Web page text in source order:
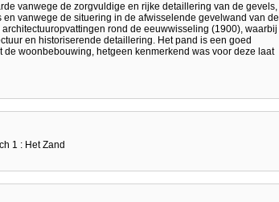
vanwege de zorgvuldige en rijke detaillering van de gevels,
vanwege de situering in de afwisselende gevelwand van de
rond de eeuwwisseling (1900), waarbij
en historiserende detaillering. Het pand is een goed
woonbebouwing, hetgeen kenmerkend was voor deze laat
1 : Het Zand